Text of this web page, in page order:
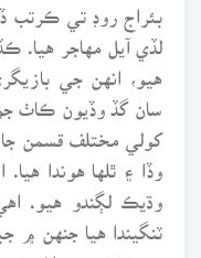
بئراج روڊ تي ڪرتب
لڏي آيل مهاجر هيا.
هيو، انهن جي
سان گڏ وڏيون ڪاٺ
کولي مختلف قسمن جا
وڏا ۽ ٿلها هوندا
وڌيڪ لڳندو هيو.
ٽنگيندا هيا جنهن ۾
جي هٿن ۾ صلاجيت جا